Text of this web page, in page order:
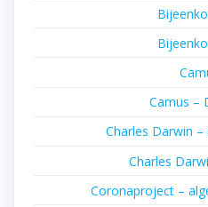
Camus –
Charles Darwin
Charles
Coronaproject –